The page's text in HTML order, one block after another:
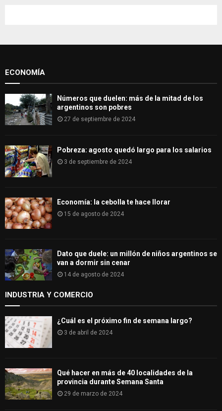
o
H
ECONOMÍA
Números que duelen: más de la mitad de los
argentinos son pobres
27 de septiembre de 2024
Pobreza: agosto quedó largo para los salarios
3 de septiembre de 2024
Economía: la cebolla te hace llorar
15 de agosto de 2024
Dato que duele: un millón de niños argentinos se
van a dormir sin cenar
14 de agosto de 2024
INDUSTRIA Y COMERCIO
¿Cuál es el próximo fin de semana largo?
3 de abril de 2024
Qué hacer en más de 40 localidades de la
provincia durante Semana Santa
29 de marzo de 2024